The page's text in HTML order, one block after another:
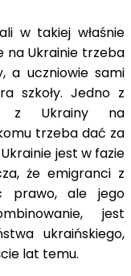
w takiej właśnie
na Ukrainie trzeba
a uczniowie sami
szkoły. Jedno z
z Ukrainy na
trzeba dać za
jest w fazie
że emigranci z
prawo, ale jego
jest
ukraińskiego,
lat temu.